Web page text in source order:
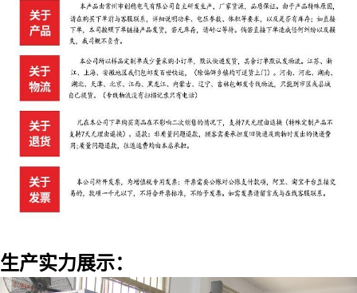
生产实力展示：